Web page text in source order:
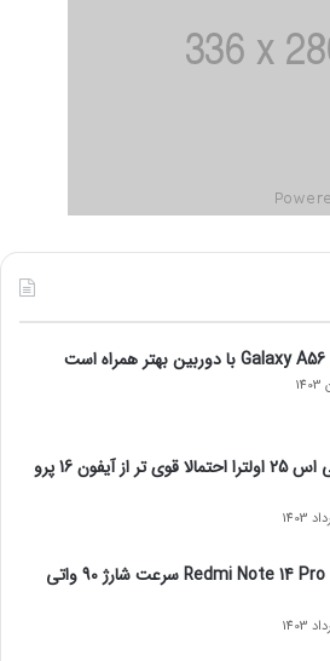
گلکسی اس 25 اولترا احتمالا قوی تر از آیفون 16 پرو
گوشی Redmi Note 14 Pro سرعت شارژ 90 واتی